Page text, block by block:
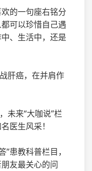
的一句座右铭分
可以珍惜自己遇
、生活中，还是
肝癌，在并肩作
未来“大咖说”栏
医生风采！
患教科普栏目，
友最关心的问